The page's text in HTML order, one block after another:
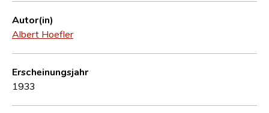
Forschungsgruppe
Kontakt
Autor(in)
Albert Hoefler
Erscheinungsjahr
1933